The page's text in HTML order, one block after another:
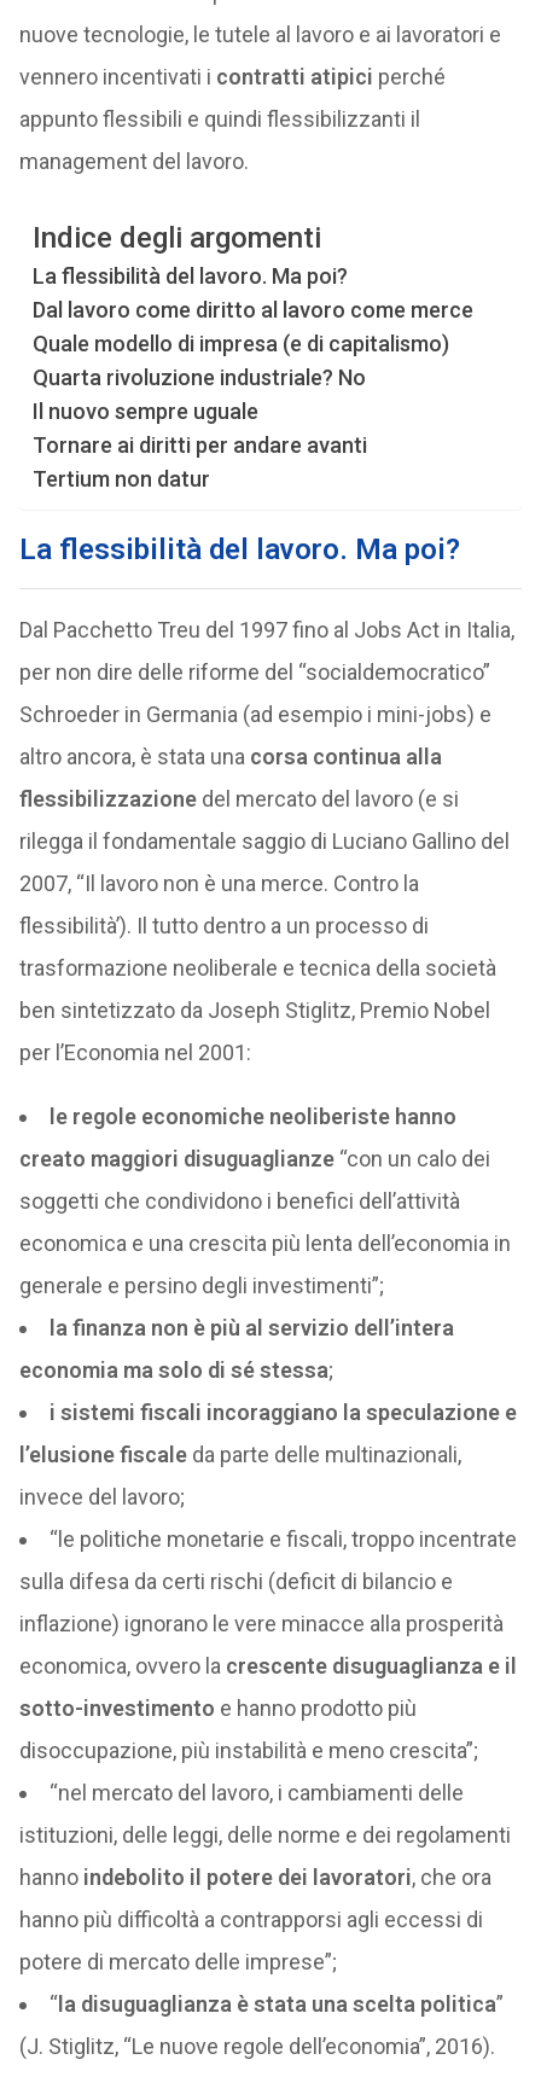
nuove tecnologie, le tutele al lavoro e ai lavoratori e
vennero incentivati i contratti atipici perché
appunto flessibili e quindi flessibilizzanti il
management del lavoro.
Indice degli argomenti
La flessibilità del lavoro. Ma poi?
Dal lavoro come diritto al lavoro come merce
Quale modello di impresa (e di capitalismo)
Quarta rivoluzione industriale? No
Il nuovo sempre uguale
Tornare ai diritti per andare avanti
Tertium non datur
La flessibilità del lavoro. Ma poi?
Dal Pacchetto Treu del 1997 fino al Jobs Act in Italia,
per non dire delle riforme del “socialdemocratico”
Schroeder in Germania (ad esempio i mini-jobs) e
altro ancora, è stata una corsa continua alla
flessibilizzazionedel mercato del lavoro (e si
rilegga il fondamentale saggio di Luciano Gallino del
2007, “Il lavoro non è una merce. Contro la
flessibilità’). Il tutto dentro a un processo di
trasformazione neoliberale e tecnica della società
ben sintetizzato da Joseph Stiglitz, Premio Nobel
per l’Economia nel 2001:
le regole economiche neoliberiste hanno
creato maggiori disuguaglianze“con un calo dei
soggetti che condividono i benefici dell’attività
economica e una crescita più lenta dell’economia in
generale e persino degli investimenti”;
la finanza non è più al servizio dell’intera
economia ma solo di sé stessa;
i sistemi fiscali incoraggiano la speculazione e
l’elusione fiscaleda parte delle multinazionali,
invece del lavoro;
“le politiche monetarie e fiscali, troppo incentrate
sulla difesa da certi rischi (deficit di bilancio e
inflazione) ignorano le vere minacce alla prosperità
economica, ovvero la crescente disuguaglianza e il
sotto-investimento e hanno prodotto più
disoccupazione, più instabilità e meno crescita”;
“nel mercato del lavoro, i cambiamenti delle
istituzioni, delle leggi, delle norme e dei regolamenti
hanno indebolito il potere dei lavoratori, che ora
hanno più difficoltà a contrapporsi agli eccessi di
potere di mercato delle imprese”;
“la disuguaglianza è stata una scelta politica”
(J. Stiglitz, “Le nuove regole dell’economia”, 2016).